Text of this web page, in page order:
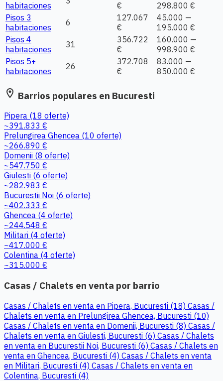
habitaciones
€
298.800 €
Pisos 3
habitaciones
6
127.067
€
45.000 —
195.000 €
Pisos 4
habitaciones
31
356.722
€
160.000 —
998.900 €
Pisos 5+
habitaciones
26
372.708
€
83.000 —
850.000 €
location_on Barrios populares en Bucuresti
Pipera (18 oferte)
~391.833 €
Prelungirea Ghencea (10 oferte)
~266.890 €
Domenii (8 oferte)
~547.750 €
Giulesti (6 oferte)
~282.983 €
Bucurestii Noi (6 oferte)
~402.333 €
Ghencea (4 oferte)
~244.548 €
Militari (4 oferte)
~417.000 €
Colentina (4 oferte)
~315.000 €
Casas / Chalets en venta por barrio
Casas / Chalets en venta en Pipera, Bucuresti (18) Casas /
Chalets en venta en Prelungirea Ghencea, Bucuresti (10)
Casas / Chalets en venta en Domenii, Bucuresti (8) Casas /
Chalets en venta en Giulesti, Bucuresti (6) Casas / Chalets
en venta en Bucurestii Noi, Bucuresti (6) Casas / Chalets en
venta en Ghencea, Bucuresti (4) Casas / Chalets en venta
en Militari, Bucuresti (4) Casas / Chalets en venta en
Colentina, Bucuresti (4)